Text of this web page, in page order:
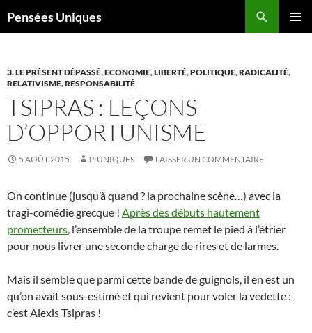
Pensées Uniques
3. LE PRÉSENT DÉPASSÉ,ECONOMIE,LIBERTÉ,POLITIQUE,RADICALITÉ,
RELATIVISME,RESPONSABILITÉ
TSIPRAS : LEÇONS
D’OPPORTUNISME
5 AOÛT 2015 P-UNIQUES LAISSER UN COMMENTAIRE
On continue (jusqu’à quand ? la prochaine scène…) avec la
tragi-comédie grecque ! Après des débuts hautement
prometteurs, l’ensemble de la troupe remet le pied à l’étrier
pour nous livrer une seconde charge de rires et de larmes.
Mais il semble que parmi cette bande de guignols, il en est un
qu’on avait sous-estimé et qui revient pour voler la vedette :
c’est Alexis Tsipras !